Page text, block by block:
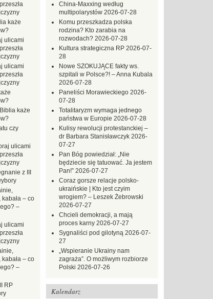
China-Maxxing według
multipolarystów 2026-07-28
Komu przeszkadza polska
rodzina? Kto zarabia na
rozwodach? 2026-07-28
Kultura strategiczna RP 2026-07-
28
Nowe SZOKUJĄCE fakty ws.
szpitali w Polsce?! – Anna Kubala
2026-07-28
Paneliści Morawieckiego 2026-
07-28
Totalitaryzm wymaga jednego
państwa w Europie 2026-07-28
Kulisy rewolucji protestanckiej –
dr Barbara Stanisławczyk 2026-
07-27
Pan Bóg powiedział: „Nie
będziecie się tatuować. Ja jestem
Pan!” 2026-07-27
Coraz gorsze relacje polsko-
ukraińskie | Kto jest czyim
wrogiem? – Leszek Żebrowski
2026-07-27
Chcieli demokracji, a mają
proces karny 2026-07-27
Sygnaliści pod gilotyną 2026-07-
27
„Wspieranie Ukrainy nam
zagraża”. O możliwym rozbiorze
Polski 2026-07-26
Kalendarz
każe
ulicami
ulicami
każe
czy
ulicami
z III
– co
–
ulicami
– co
–
RP